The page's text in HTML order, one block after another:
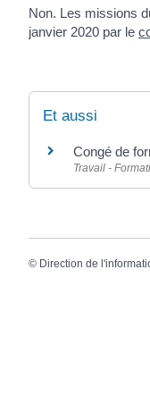
Non. Les missions
janvier 2020 par le
Et aussi
Congé de
Travail -
© Direction de